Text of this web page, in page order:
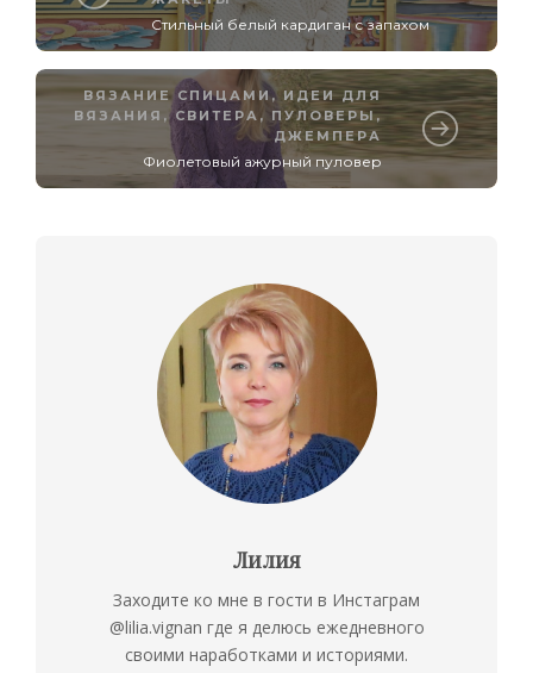
Стильный белый кардиган с запахом
ВЯЗАНИЕ СПИЦАМИ , ИДЕИ ДЛЯ
ВЯЗАНИЯ , СВИТЕРА, ПУЛОВЕРЫ,
ДЖЕМПЕРА
Фиолетовый ажурный пуловер
Лилия
Заходите ко мне в гости в Инстаграм
@lilia.vignan где я делюсь ежедневного
своими наработками и историями.